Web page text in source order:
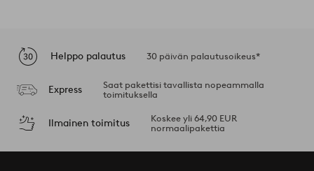
Helppo palautus 30 päivän palautusoikeus*
Express
Saat pakettisi tavallista nopeammalla
toimituksella
Ilmainen toimitus
Koskee yli 64,90 EUR
normaalipakettia